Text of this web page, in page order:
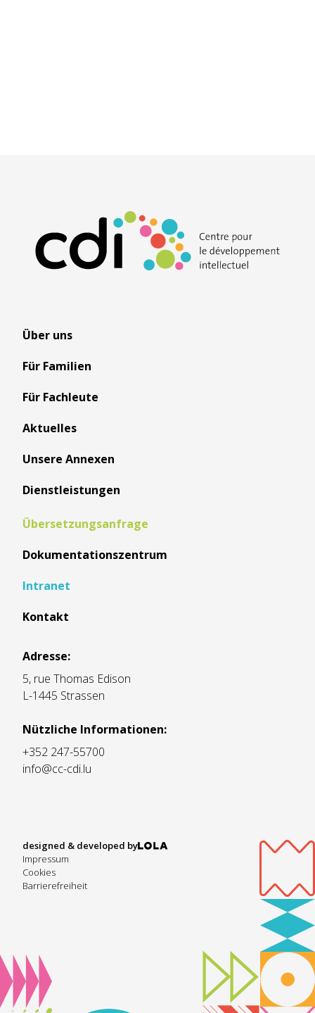
Über uns
Für Familien
Für Fachleute
Aktuelles
Unsere Annexen
Dienstleistungen
Übersetzungsanfrage
Dokumentationszentrum
Intranet
Kontakt
Adresse:
5, rue Thomas Edison
L-1445 Strassen
Nützliche Informationen:
+352 247-55700
info@cc-cdi.lu
designed & developed by
Impressum
Cookies
Barrierefreiheit